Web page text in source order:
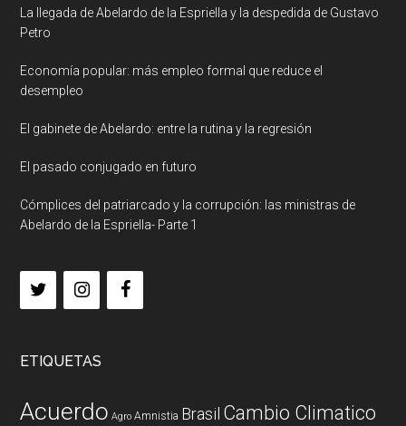
La llegada de Abelardo de la Espriella y la despedida de Gustavo
Petro
Economía popular: más empleo formal que reduce el
desempleo
El gabinete de Abelardo: entre la rutina y la regresión
El pasado conjugado en futuro
Cómplices del patriarcado y la corrupción: las ministras de
Abelardo de la Espriella- Parte 1
ETIQUETAS
Acuerdo Agro Amnistia Brasil Cambio Climatico